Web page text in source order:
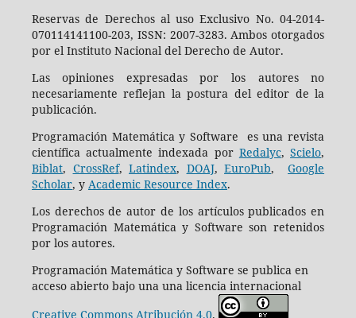
Reservas de Derechos al uso Exclusivo No. 04-2014-
070114141100-203, ISSN: 2007-3283. Ambos otorgados
por el Instituto Nacional del Derecho de Autor.
Las opiniones expresadas por los autores no
necesariamente reflejan la postura del editor de la
publicación.
Programación Matemática y Software es una revista
científica actualmente indexada por Redalyc,Scielo,
Biblat, CrossRef,Latindex, DOAJ,EuroPub,Google
Scholar, y Academic Resource Index.
Los derechos de autor de los artículos publicados en
Programación Matemática y Software son retenidos
por los autores.
Programación Matemática y Software se publica en
acceso abierto bajo una una licencia internacional
Creative Commons Atribución 4.0.